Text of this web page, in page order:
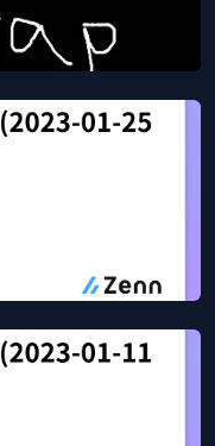
1808views
views